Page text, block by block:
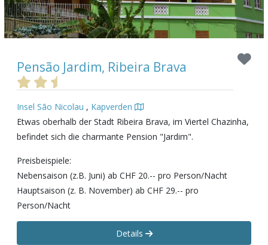
Pensão Jardim, Ribeira Brava
Insel São Nicolau , Kapverden
Etwas oberhalb der Stadt Ribeira Brava, im Viertel Chazinha,
befindet sich die charmante Pension "Jardim".
Preisbeispiele:
Nebensaison (z.B. Juni) ab CHF 20.-- pro Person/Nacht
Hauptsaison (z. B. November) ab CHF 29.-- pro
Person/Nacht
Details